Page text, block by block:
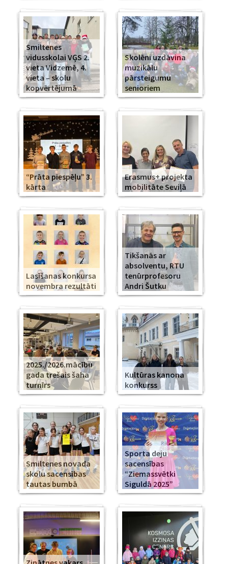
Smiltenes
vidusskolai VĢS 2.
vieta Vidzemē, 4.
vieta – skolu
kopvērtējumā
Skolēni uzdāvina
muzikālu
pārsteigumu
senioriem
“Prāta piespēļu” 3.
kārta
Erasmus+ projekta
mobilitāte Seviļā
Lasīšanas konkursa
novembra rezultāti
Tikšanās ar
absolventu, RTU
tenūrprofesoru
Andri Šutku
2025./2026.mācību
gada trešais šaha
turnīrs
Kultūras kanona
konkurss
Smiltenes novada
skolu sacensības
tautas bumbā
Sporta deju
sacensības
“Ziemassvētki
Siguldā 2025”